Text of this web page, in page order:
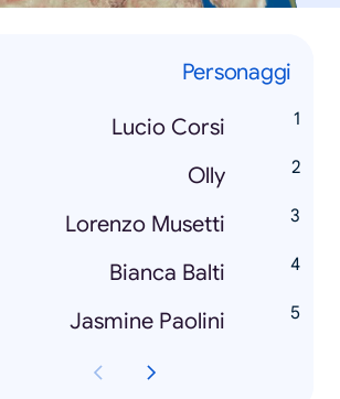
Personaggi
Lucio Corsi
Olly
Lorenzo Musetti
Bianca Balti
Jasmine Paolini